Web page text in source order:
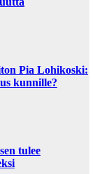
Pia Lohikoski:
kunnille?
tulee